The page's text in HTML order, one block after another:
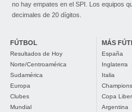
no hay empates en el SPI. Los equipos
decimales de 20 dígitos.
FÚTBOL
Resultados de Hoy
Norte/Centroamérica
Sudamérica
Europa
Clubes
Mundial
MÁS
España
Inglaterra
Italia
Copa
Argentina